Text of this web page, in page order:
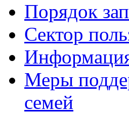
Порядок
Сектор
Меры
семей